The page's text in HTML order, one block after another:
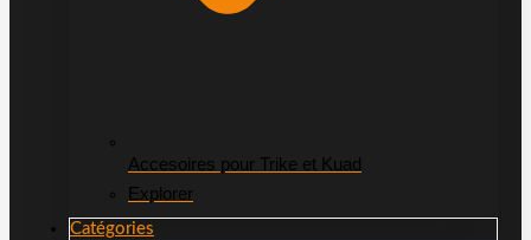
Accesoires pour Trike et Kuad
Explorer
Catégories